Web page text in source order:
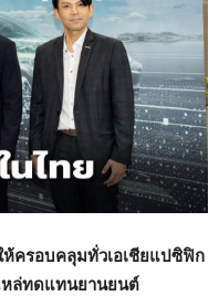
ครอบคลุมทั่วเอเชียแปซิฟิก
หล่ทดแทนยานยนต์